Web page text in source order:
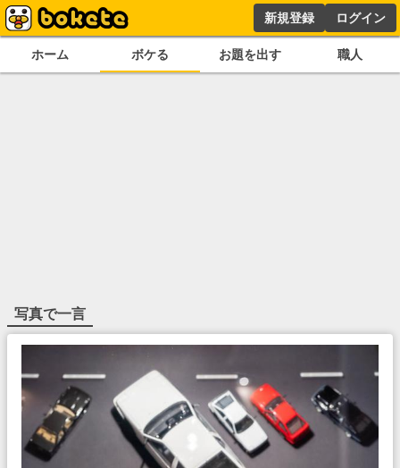
新規登録 ログイン
ホーム ボケる お題を出す 職人
写真で一言